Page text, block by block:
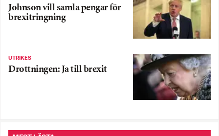
Johnson vill samla pengar för
brexitringning
UTRIKES
Drottningen: Ja till brexit